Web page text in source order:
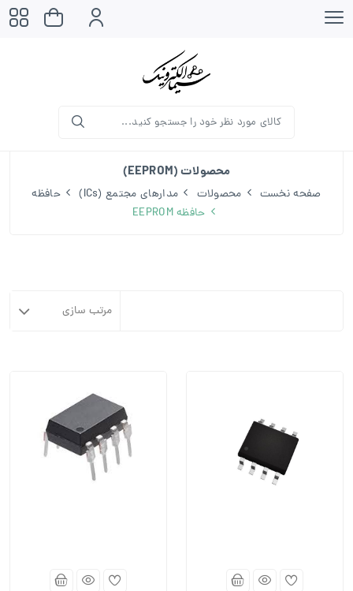
محصولات (EEPROM)
صفحه نخست محصولات مدارهای مجتمع (ICs)
حافظه
حافظه EEPROM